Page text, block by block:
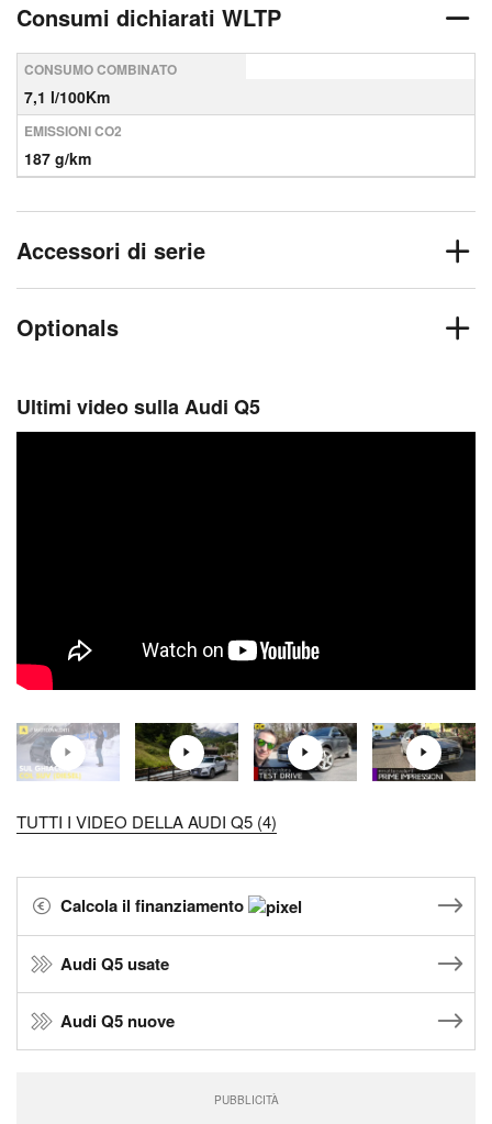
Consumi dichiarati WLTP
CONSUMO COMBINATO
7,1 l/100Km
EMISSIONI CO2
187 g/km
Accessori di serie
Optionals
Ultimi video sulla Audi Q5
TUTTI I VIDEO DELLA AUDI Q5 (4)
Calcola il finanziamento
Audi Q5 usate
Audi Q5 nuove
PUBBLICITÀ